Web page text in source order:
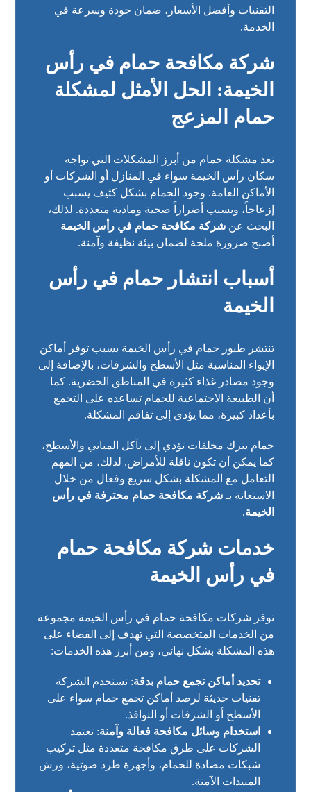
التقنيات وأفضل الأسعار، ضمان جودة وسرعة في
الخدمة.
شركة مكافحة حمام في رأس
الخيمة: الحل الأمثل لمشكلة
حمام المزعج
تعد مشكلة حمام من أبرز المشكلات التي تواجه
سكان رأس الخيمة سواء في المنازل أو الشركات أو
الأماكن العامة. وجود الحمام بشكل كثيف يسبب
إزعاجاً، ويسبب أضراراً صحية ومادية متعددة. لذلك،
البحث عنشركة مكافحة حمام في رأس الخيمة
أصبح ضرورة ملحة لضمان بيئة نظيفة وآمنة.
أسباب انتشار حمام في رأس
الخيمة
تنتشر طيور حمام في رأس الخيمة بسبب توفر أماكن
الإيواء المناسبة مثل الأسطح والشرفات، بالإضافة إلى
وجود مصادر غذاء كثيرة في المناطق الحضرية. كما
أن الطبيعة الاجتماعية للحمام تساعده على التجمع
بأعداد كبيرة، مما يؤدي إلى تفاقم المشكلة.
حمام يترك مخلفات تؤدي إلى تآكل المباني والأسطح،
كما يمكن أن تكون ناقلة للأمراض. لذلك، من المهم
التعامل مع المشكلة بشكل سريع وفعال من خلال
الاستعانة بـشركة مكافحة حمام محترفة في رأس
الخيمة.
خدمات شركة مكافحة حمام
في رأس الخيمة
توفر شركات مكافحة حمام في رأس الخيمة مجموعة
من الخدمات المتخصصة التي تهدف إلى القضاء على
هذه المشكلة بشكل نهائي، ومن أبرز هذه الخدمات:
تحديد أماكن تجمع حمام بدقة: تستخدم الشركة
تقنيات حديثة لرصد أماكن تجمع حمام سواء على
الأسطح أو الشرفات أو النوافذ.
استخدام وسائل مكافحة فعالة وآمنة: تعتمد
الشركات على طرق مكافحة متعددة مثل تركيب
شبكات مضادة للحمام، وأجهزة طرد صوتية، ورش
المبيدات الآمنة.